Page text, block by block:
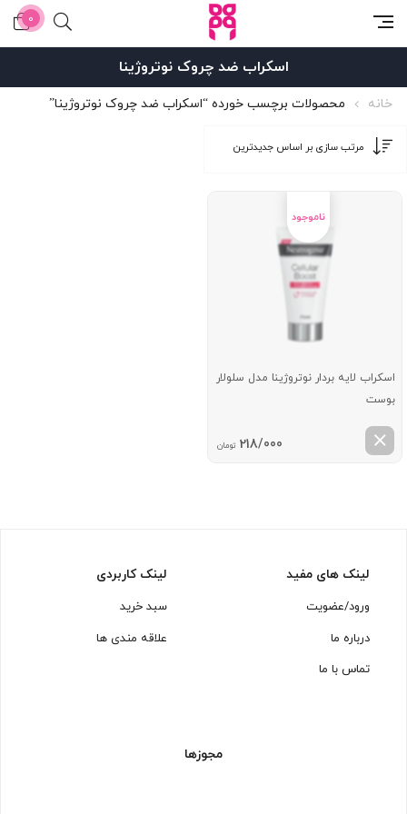
0
اسکراب ضد چروک نوتروژینا
خانه محصولات برچسب خورده “اسکراب ضد چروک نوتروژینا”
اسکراب لایه بردار نوتروژینا مدل سلولار
بوست
218/000 تومان
لینک های مفید
ورود/عضویت
درباره ما
تماس با ما
لینک کاربردی
سبد خرید
علاقه مندی ها
مجوزها